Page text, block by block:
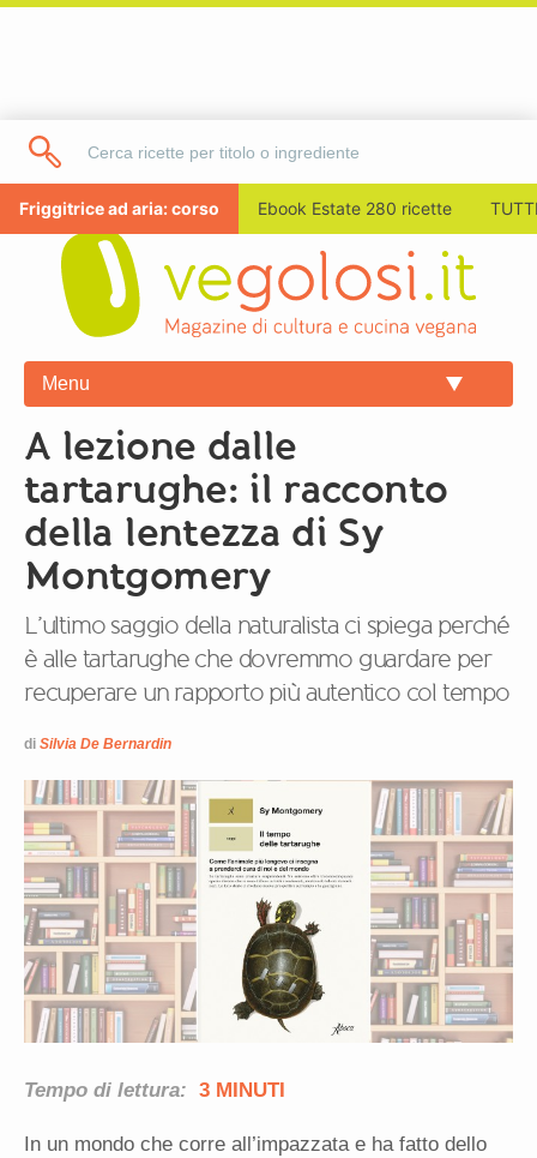
Friggitrice ad aria: corso Ebook Estate 280 ricette
Menu
A lezione dalle
tartarughe: il racconto
della lentezza di Sy
Montgomery
L’ultimo saggio della naturalista ci spiega perché
è alle tartarughe che dovremmo guardare per
recuperare un rapporto più autentico col tempo
di Silvia De Bernardin
Tempo di lettura: 3 MINUTI
In un mondo che corre all’impazzata e ha fatto dello